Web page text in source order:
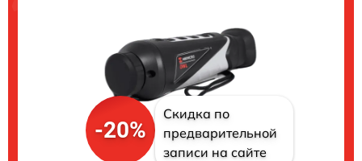
-20%
Скидка по
предварительной
записи на сайте